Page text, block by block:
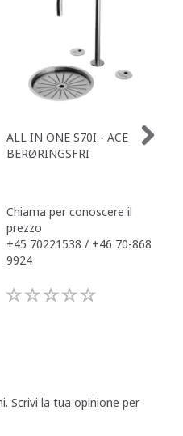
ALL IN ONE S70I - ACE
BERØRINGSFRI
Chiama per conoscere il
prezzo
+45 70221538 / +46 70-868
9924
Scrivi la tua opinione per